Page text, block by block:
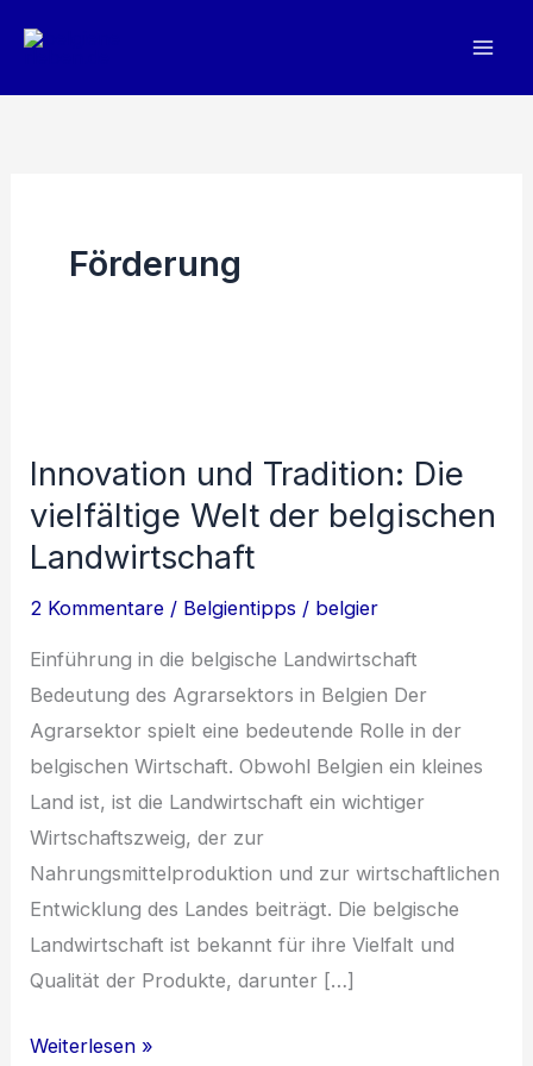
Inhalt
Förderung
Innovation und Tradition: Die
vielfältige Welt der belgischen
Landwirtschaft
2 Kommentare / Belgientipps / belgier
Einführung in die belgische Landwirtschaft
Bedeutung des Agrarsektors in Belgien Der
Agrarsektor spielt eine bedeutende Rolle in der
belgischen Wirtschaft. Obwohl Belgien ein kleines
Land ist, ist die Landwirtschaft ein wichtiger
Wirtschaftszweig, der zur
Nahrungsmittelproduktion und zur wirtschaftlichen
Entwicklung des Landes beiträgt. Die belgische
Landwirtschaft ist bekannt für ihre Vielfalt und
Qualität der Produkte, darunter […]
Innovation
Weiterlesen »